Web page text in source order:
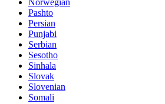
Pashto
Persian
Punjabi
Serbian
Sesotho
Sinhala
Slovak
Slovenian
Somali